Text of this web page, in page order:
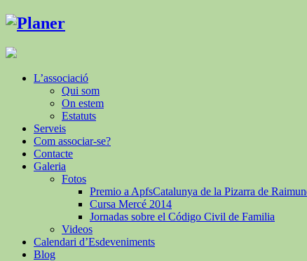
L’associació
Qui som
On estem
Estatuts
Serveis
Com associar-se?
Contacte
Galeria
Fotos
Premio a ApfsCatalunya de la Pizarra de
Cursa Mercé 2014
Jornadas sobre el Código Civil de Familia
Videos
Calendari d’Esdeveniments
Blog